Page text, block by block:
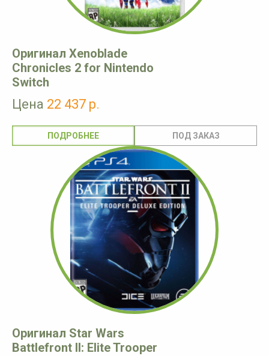
Оригинал Xenoblade
Chronicles 2 for Nintendo
Switch
Цена 22 437 р.
ПОДРОБНЕЕ
Оригинал Star Wars
Battlefront II: Elite Trooper